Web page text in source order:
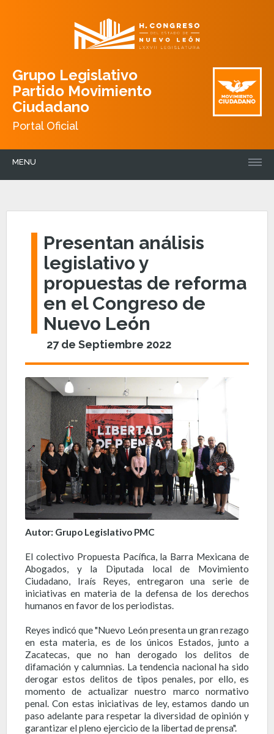
Grupo Legislativo
Partido Movimiento
Ciudadano
Portal Oficial
MENU
Presentan análisis
legislativo y
propuestas de reforma
en el Congreso de
Nuevo León
27 de Septiembre 2022
Autor: Grupo Legislativo PMC
El colectivo Propuesta Pacífica, la Barra Mexicana de
Abogados, y la Diputada local de Movimiento
Ciudadano, Iraís Reyes, entregaron una serie de
iniciativas en materia de la defensa de los derechos
humanos en favor de los periodistas.
Reyes indicó que "Nuevo León presenta un gran rezago
en esta materia, es de los únicos Estados, junto a
Zacatecas, que no han derogado los delitos de
difamación y calumnias. La tendencia nacional ha sido
derogar estos delitos de tipos penales, por ello, es
momento de actualizar nuestro marco normativo
penal. Con estas iniciativas de ley, estamos dando un
paso adelante para respetar la diversidad de opinión y
garantizar el pleno ejercicio de la libertad de prensa".